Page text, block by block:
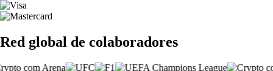
Red global de colaboradores